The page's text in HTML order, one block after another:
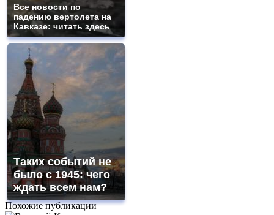
Все новости по
падению вертолета на
Кавказе: читать здесь
Таких событий не
было с 1945: чего
ждать всем нам?
Похожие публикации